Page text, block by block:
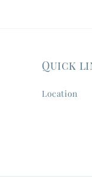
Quick
Location